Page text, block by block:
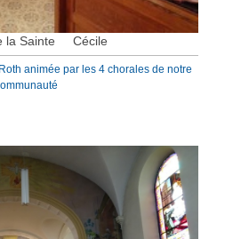
la Sainte Cécile
animée par les 4 chorales de notre